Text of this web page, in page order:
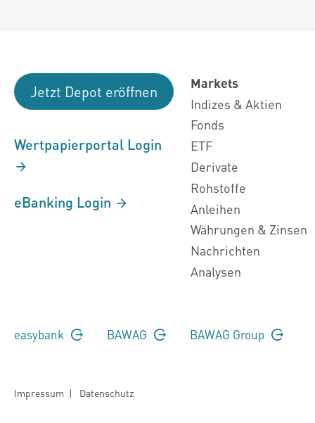
Jetzt Depot eröffnen
Wertpapierportal Login
eBanking Login
Markets
Indizes & Aktien
Fonds
ETF
Derivate
Rohstoffe
Anleihen
Währungen & Zinsen
Nachrichten
Analysen
easybank BAWAG BAWAG Group
Impressum | Datenschutz